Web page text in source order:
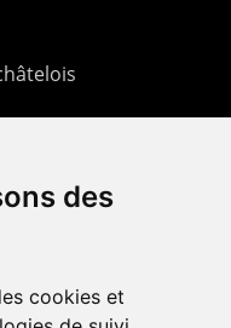
des
cookies et